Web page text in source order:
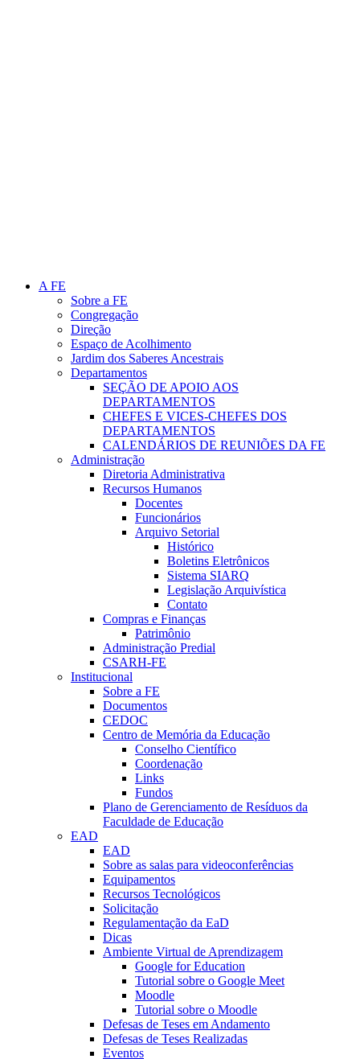
A FE
Sobre a FE
Congregação
Direção
Espaço de Acolhimento
Jardim dos Saberes Ancestrais
Departamentos
SEÇÃO DE APOIO AOS
DEPARTAMENTOS
CHEFES E VICES-CHEFES DOS
DEPARTAMENTOS
CALENDÁRIOS DE REUNIÕES DA FE
Administração
Diretoria Administrativa
Recursos Humanos
Docentes
Funcionários
Arquivo Setorial
Histórico
Boletins Eletrônicos
Sistema SIARQ
Legislação Arquivística
Contato
Compras e Finanças
Patrimônio
Administração Predial
CSARH-FE
Institucional
Sobre a FE
Documentos
CEDOC
Centro de Memória da Educação
Conselho Científico
Coordenação
Links
Fundos
Plano de Gerenciamento de Resíduos da
Faculdade de Educação
EAD
EAD
Sobre as salas para videoconferências
Equipamentos
Recursos Tecnológicos
Solicitação
Regulamentação da EaD
Dicas
Ambiente Virtual de Aprendizagem
Google for Education
Tutorial sobre o Google Meet
Moodle
Tutorial sobre o Moodle
Defesas de Teses em Andamento
Defesas de Teses Realizadas
Eventos